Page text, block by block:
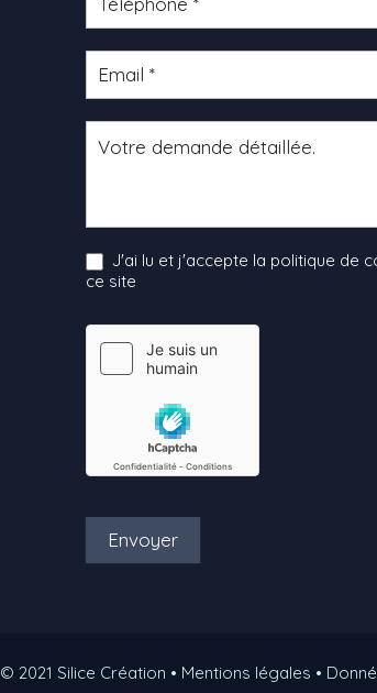
J'ai lu et j'accepte la politique de
ce site
Envoyer
© 2021 Silice Création • Mentions légales •